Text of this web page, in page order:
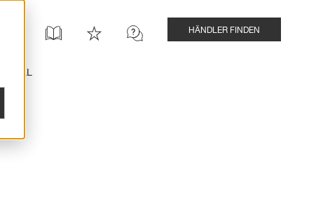
HÄNDLER FINDEN